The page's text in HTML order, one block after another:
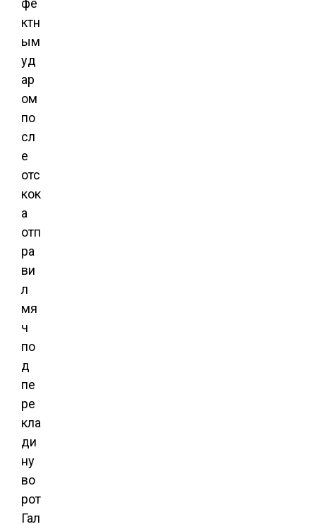
фе
ктн
ым
уд
ар
ом
по
сл
е
отс
кок
а
отп
ра
ви
л
мя
ч
по
д
пе
ре
кла
ди
ну
во
рот
Гал